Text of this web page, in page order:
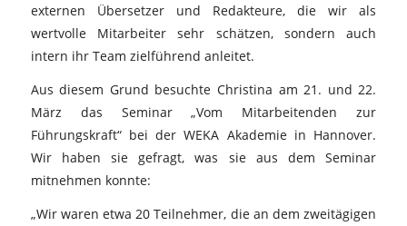
externen Übersetzer und Redakteure, die wir als
wertvolle Mitarbeiter sehr schätzen, sondern auch
intern ihr Team zielführend anleitet.
Aus diesem Grund besuchte Christina am 21. und 22.
März das Seminar „Vom Mitarbeitenden zur
Führungskraft“ bei der WEKA Akademie in Hannover.
Wir haben sie gefragt, was sie aus dem Seminar
mitnehmen konnte:
„Wir waren etwa 20 Teilnehmer, die an dem zweitägigen